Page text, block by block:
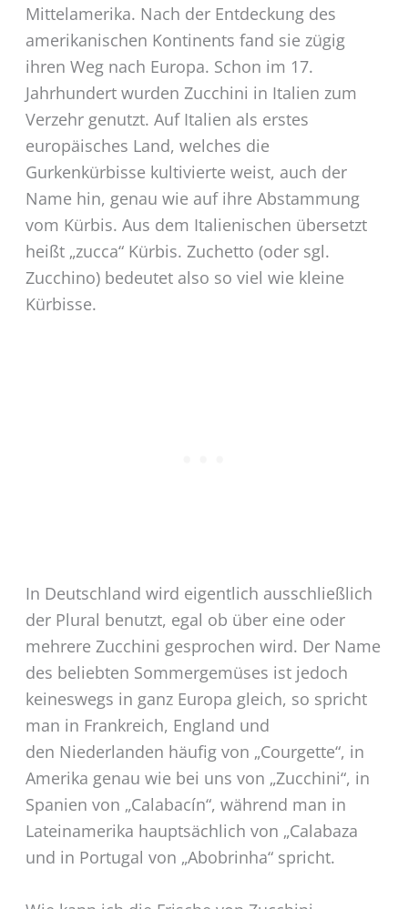
Mittelamerika. Nach der Entdeckung des
amerikanischen Kontinents fand sie zügig
ihren Weg nach Europa. Schon im 17.
Jahrhundert wurden Zucchini in Italien zum
Verzehr genutzt. Auf Italien als erstes
europäisches Land, welches die
Gurkenkürbisse kultivierte weist, auch der
Name hin, genau wie auf ihre Abstammung
vom Kürbis. Aus dem Italienischen übersetzt
heißt „zucca“ Kürbis. Zuchetto (oder sgl.
Zucchino) bedeutet also so viel wie kleine
Kürbisse.
In Deutschland wird eigentlich ausschließlich
der Plural benutzt, egal ob über eine oder
mehrere Zucchini gesprochen wird. Der Name
des beliebten Sommergemüses ist jedoch
keineswegs in ganz Europa gleich, so spricht
man in Frankreich, England und
den Niederlanden häufig von „Courgette“, in
Amerika genau wie bei uns von „Zucchini“, in
Spanien von „Calabacín“, während man in
Lateinamerika hauptsächlich von „Calabaza
und in Portugal von „Abobrinha“ spricht.